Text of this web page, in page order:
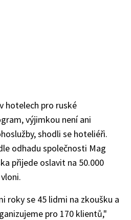
hotelech pro ruské
výjimkou není ani
shodli se hoteliéři.
odhadu společnosti Mag
přijede oslavit na 50.000
roky se 45 lidmi na zkoušku a
pro 170 klientů,"